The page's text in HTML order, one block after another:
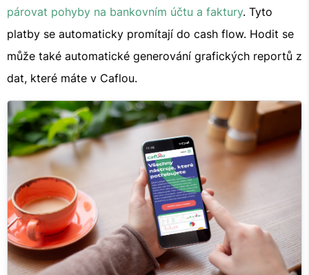
párovat pohyby na bankovním účtu a faktury. Tyto
platby se automaticky promítají do cash flow. Hodit se
může také automatické generování grafických reportů z
dat, které máte v Caflou.